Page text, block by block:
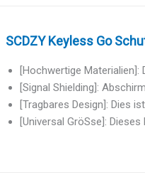
SCDZY Keyless Go
[Hochwertige
[Signal Shielding]:
[Tragbares Design]: Dies
[Universal GröSse]: